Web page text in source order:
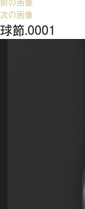
次の画像
球節.0001